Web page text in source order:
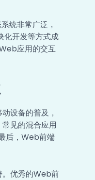
统非常广泛，
化开发等方式成
应用的交互
设备的普及，
见的混合应用
后，Web前端
。优秀的Web前